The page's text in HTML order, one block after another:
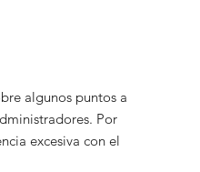
algunos puntos a
Por
excesiva con el